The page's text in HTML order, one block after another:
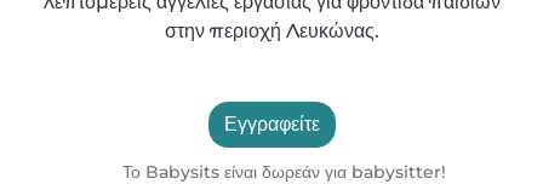
στην περιοχή Λευκώνας.
Εγγραφείτε
Το Babysits είναι δωρεάν για babysitter!